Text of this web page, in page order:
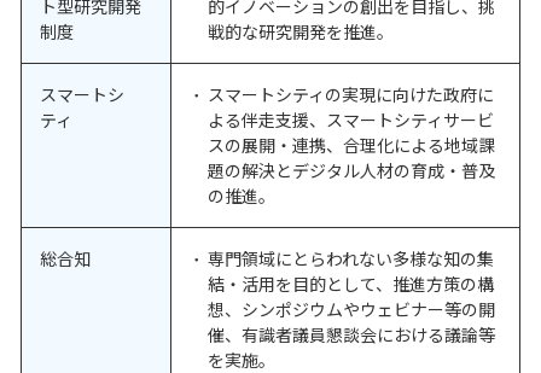
ト型研究開発
制度
的イノベーションの創出を目指し、挑
戦的な研究開発を推進。
スマートシ
ティ
スマートシティの実現に向けた政府に
よる伴走支援、スマートシティサービ
スの展開・連携、合理化による地域課
題の解決とデジタル人材の育成・普及
の推進。
総合知
専門領域にとらわれない多様な知の集
結・活用を目的として、推進方策の構
想、シンポジウムやウェビナー等の開
催、有識者議員懇談会における議論等
を実施。